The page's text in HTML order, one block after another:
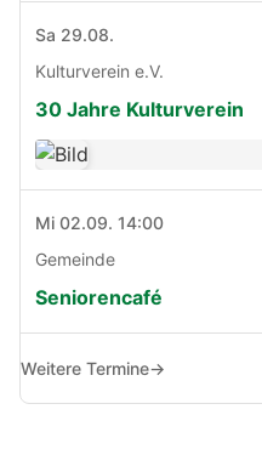
Sa 29.08.
Kulturverein e.V.
30 Jahre Kulturverein
Mi 02.09. 14:00
Gemeinde
Seniorencafé
Weitere Termine→